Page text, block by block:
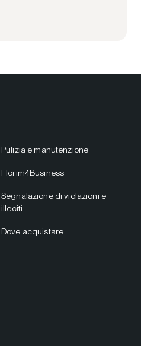
Pulizia e manutenzione
Florim4Business
Segnalazione di violazioni e
illeciti
Dove acquistare